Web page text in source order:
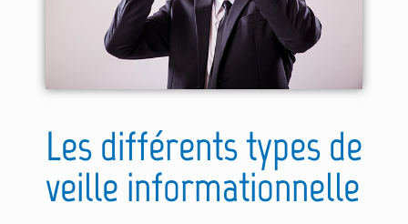
Les différents types de
veille informationnelle